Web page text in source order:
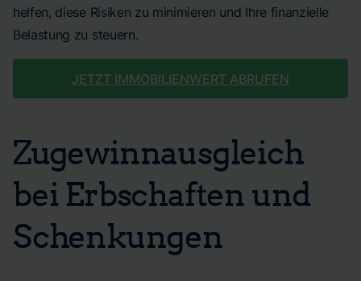
helfen, diese Risiken zu minimieren und Ihre finanzielle
Belastung zu steuern.
JETZT IMMOBILIENWERT ABRUFEN
Zugewinnausgleich
bei Erbschaften und
Schenkungen